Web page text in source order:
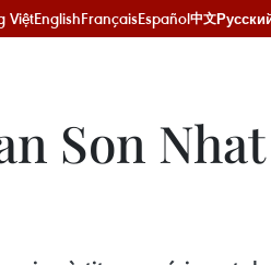
ViệtEnglishFrançaisEspañol中文
Son Nhat